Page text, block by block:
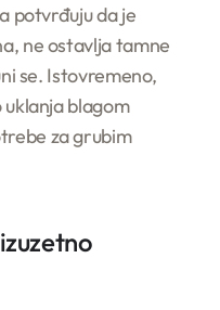
potvrđuju da je
ne ostavlja tamne
se. Istovremeno,
uklanja blagom
za grubim